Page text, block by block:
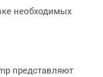
необходимых
представляют